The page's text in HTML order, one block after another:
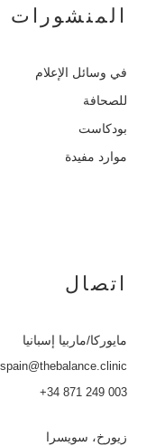
المنشورات
في وسائل الإعلام
للصحافة
بودكاست
موارد مفيدة
اتصال
مايوركا/ماربيا إسبانيا
spain@thebalance.clinic
+34 871 249 003
زيورخ، سويسرا